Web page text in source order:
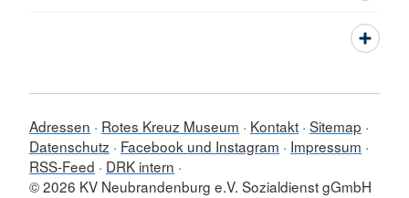
Adressen Rotes Kreuz Museum Kontakt Sitemap
Datenschutz
Facebook und Instagram
Impressum
RSS-Feed
DRK intern
© 2026 KV Neubrandenburg e.V. Sozialdienst gGmbH